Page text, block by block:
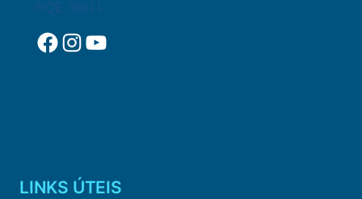
RQE 38911
Facebook
Instagram
YouTube
LINKS ÚTEIS